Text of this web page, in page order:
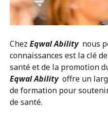
Chez Eqwal Abilitynous
connaissances est la clé
santé et de la promotion
Eqwal Abilityoffre un
de formation pour
de santé.